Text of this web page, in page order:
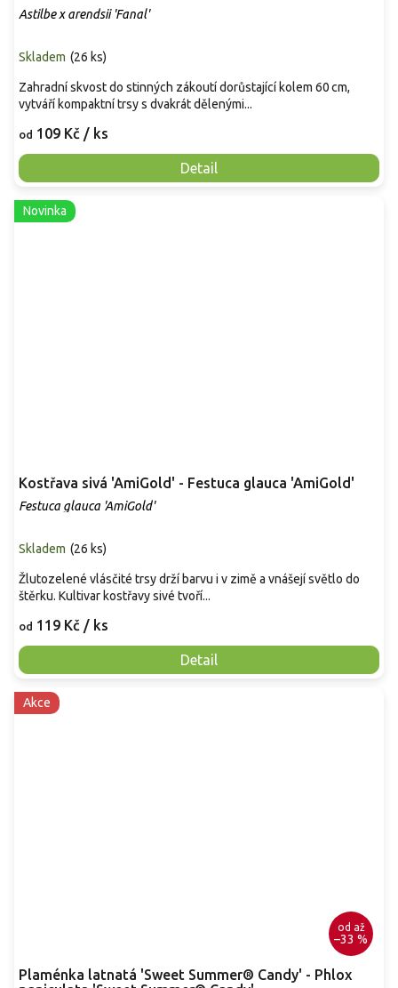
Astilbe x arendsii 'Fanal'
Skladem (26 ks)
od 109 Kč / ks
Detail
Zahradní skvost do stinných zákoutí dorůstající kolem 60 cm,
vytváří kompaktní trsy s dvakrát dělenými...
Novinka
Kostřava sivá 'AmiGold' - Festuca glauca 'AmiGold'
Festuca glauca 'AmiGold'
Skladem (26 ks)
od 119 Kč / ks
Detail
Žlutozelené vlásčité trsy drží barvu i v zimě a vnášejí světlo do
štěrku. Kultivar kostřavy sivé tvoří...
Akce
od až
–33 %
Plaménka latnatá 'Sweet Summer® Candy' - Phlox